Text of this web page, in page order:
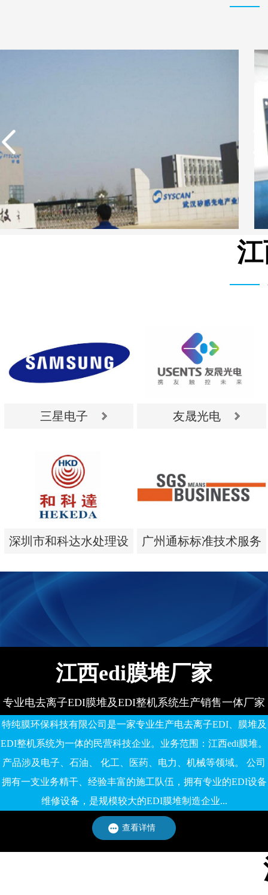
三星电子
三星电子
友晟光电
友晟光电
深圳市和科达水处理设
深圳市和科达水处理设
备有限公司
广州通标标准技术服务
江西edi膜堆厂家
专业电去离子EDI膜堆及EDI整机系统生产销售一体厂家
特纯膜环保科技有限公司是一家专业生产电去离子EDI、膜堆及
EDI整机系统为一体的民营科技企业。业务范围：江西edi膜堆。
产品涉及电子、石油、 化工、医药、电力、机械等领域。 公司
拥有一支业务精干、经验丰富的施工队伍，拥有专业的EDI设备
维修设备，是规模较大的EDI膜堆制造企业...
查看详情